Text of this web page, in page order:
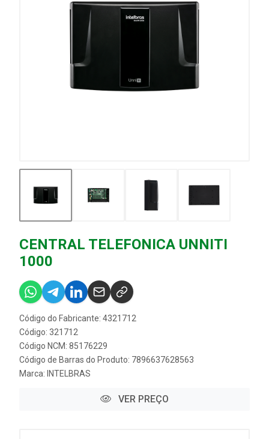
CENTRAL TELEFONICA UNNITI
1000
Código do Fabricante: 4321712
Código: 321712
Código NCM: 85176229
Código de Barras do Produto: 7896637628563
Marca: INTELBRAS
VER PREÇO